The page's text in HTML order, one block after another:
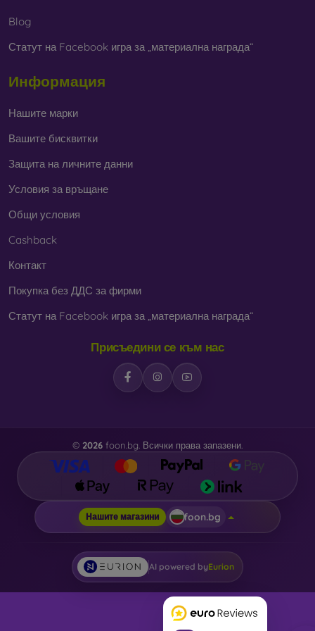
В нашия онлайн магазин
материали. Просто изберете този, който е за вас.
Blog
Статут на Facebook игра за „материална награда“
Информация
Нашите марки
Вашите бисквитки
Защита на личните данни
Условия за връщане
Общи условия
Cashback
Контакт
Покупка без ДДС за фирми
Статут на Facebook игра за „материална награда“
Присъедини се към нас
© 2026 foon.bg. Всички права запазени.
Нашите магазини foon.bg
AI powered byEurion